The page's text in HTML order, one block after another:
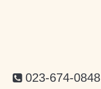
023-674-0848